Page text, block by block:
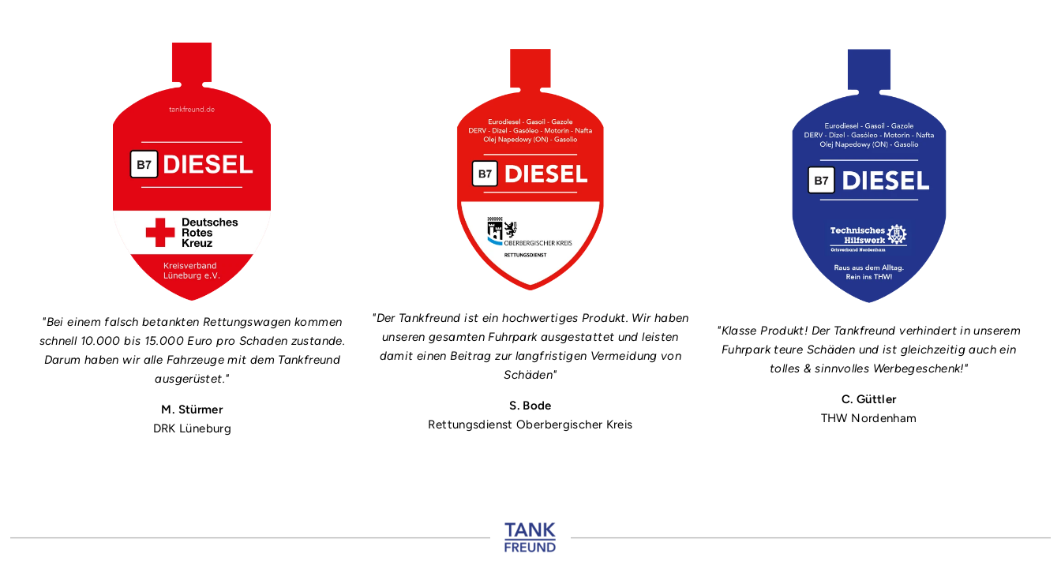
"Bei einem falsch betankten Rettungswagen kommen
schnell 10.000 bis 15.000 Euro pro Schaden zustande.
Darum haben wir alle Fahrzeuge mit dem Tankfreund
ausgerüstet."
M. Stürmer
DRK Lüneburg
"Der Tankfreund ist ein hochwertiges Produkt. Wir haben
unseren gesamten Fuhrpark ausgestattet und leisten
damit einen Beitrag zur langfristigen Vermeidung von
Schäden"
S. Bode
Rettungsdienst Oberbergischer Kreis
"Klasse Produkt! Der Tankfreund verhindert in unserem
Fuhrpark teure Schäden und ist gleichzeitig auch ein
tolles & sinnvolles Werbegeschenk!"
C. Güttler
THW Nordenham